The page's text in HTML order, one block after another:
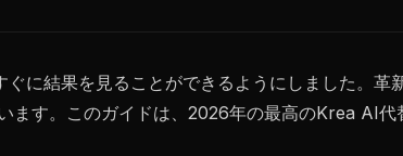
に結果を見ることができるようにしました。革
す。このガイドは、2026年の最高のKrea AI代